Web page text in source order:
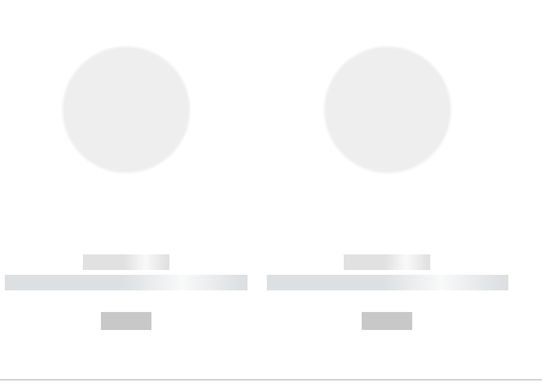
------------
----------- ----------- ----------
------------
----------- ----------- ----------